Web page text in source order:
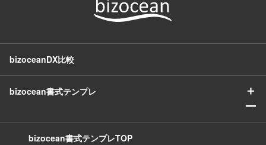
bizoceanDX比較
bizocean書式テンプレ
＋
ー
bizocean書式テンプレTOP